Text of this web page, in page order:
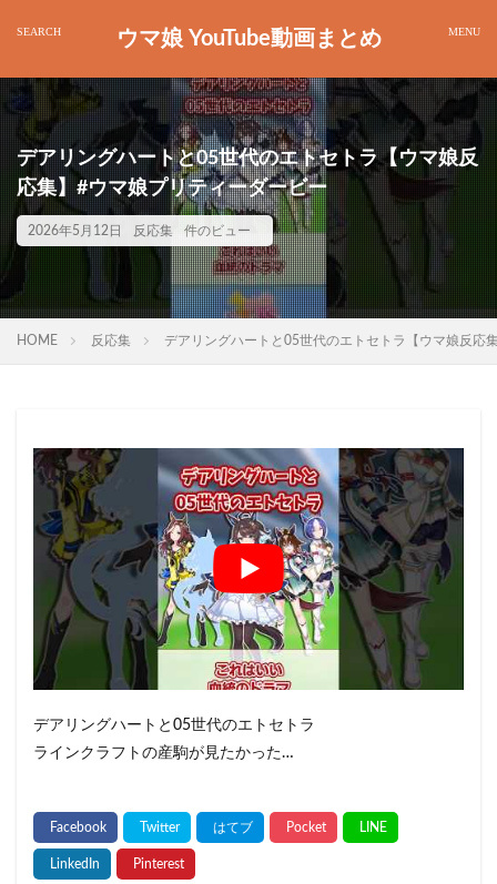
ウマ娘 YouTube動画まとめ
デアリングハートと05世代のエトセトラ【ウマ娘反
応集】#ウマ娘プリティーダービー
2026年5月12日 反応集 件のビュー
HOME 反応集 デアリングハートと05世代のエトセトラ【ウマ娘反応
デアリングハートと05世代のエトセトラ
ラインクラフトの産駒が見たかった…